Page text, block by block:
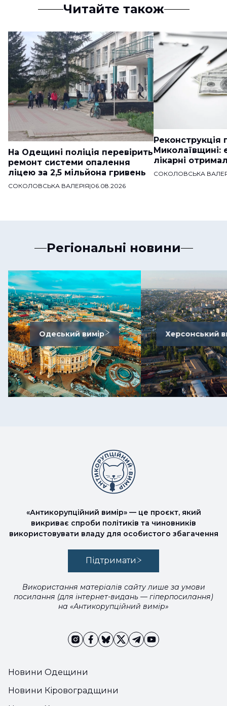
Читайте також
На Одещині поліція перевірить
ремонт системи опалення
ліцею за 2,5 мільйона гривень
СОКОЛОВСЬКА ВАЛЕРІЯ|06.08.2026
Реконструкція
Миколаївщині:
лікарні
СОКОЛОВСЬКА
Регіональні новини
Одеський вимір Херсонський
Новини Одещини
Новини Кіровоградщини
«Антикорупційний вимір» — це проєкт, який
викриває спроби політиків та чиновників
використовувати владу для особистого збагачення
Підтримати
Використання матеріалів сайту лише за умови
посилання (для інтернет-видань — гіперпосилання)
на «Антикорупційний вимір»